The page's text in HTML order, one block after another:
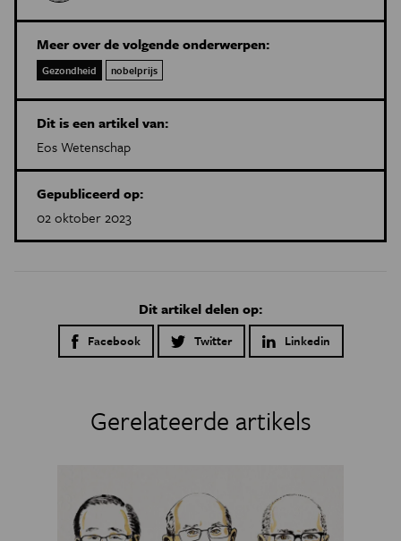
Meer over de volgende onderwerpen:
Gezondheid nobelprijs
Dit is een artikel van:
Eos Wetenschap
Gepubliceerd op:
02 oktober 2023
Dit artikel delen op:
Facebook Twitter Linkedin
Gerelateerde artikels